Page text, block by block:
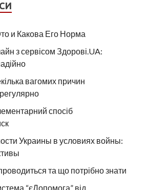
и Какова Его Норма
з сервісом Здорові.UA:
вагомих причин
спосіб
Украины в условиях войны:
та що потрібно знати
“єДопомога” від